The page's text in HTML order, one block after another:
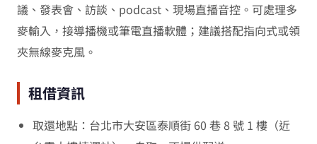
議、發表會、訪談、podcast、現場直播音控。可處理多
麥輸入，接導播機或筆電直播軟體；建議搭配指向式或領
夾無線麥克風。
租借資訊
取還地點：台北市大安區泰順街 60 巷 8 號 1 樓（近